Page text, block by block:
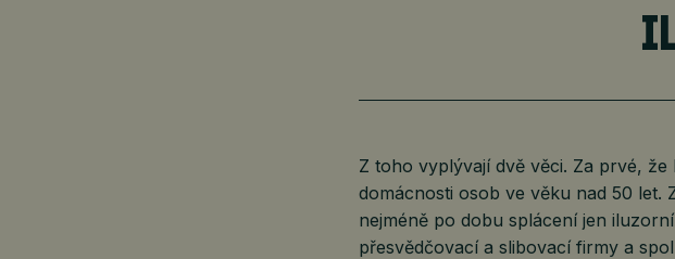
Z toho vyplývají dvě věci. Za prvé,
domácnosti osob ve věku nad 50 let.
nejméně po dobu splácení jen
přesvědčovací a slibovací firmy a